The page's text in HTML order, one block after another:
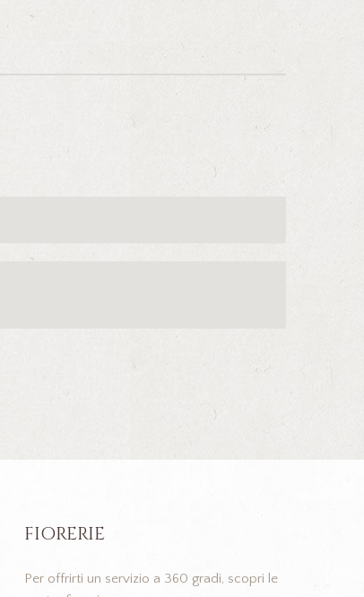
FIORERIE
Per offrirti un servizio a 360 gradi, scopri le